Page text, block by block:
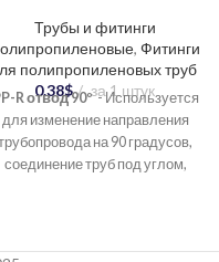
Трубы и фитинги
, Фитинги
полипропиленовых труб
0.38$ за 1 штук
R отвод 90º- Используется
для изменение направления
на 90 градусов,
соединение труб под углом,